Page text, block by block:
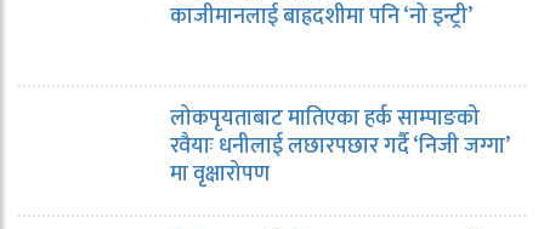
काजीमानलाई बाह्रदशीमा पनि ‘नो इन्ट्री’
लोकपृयताबाट मातिएका हर्क साम्पाङको
रवैयाः धनीलाई लछारपछार गर्दै ‘निजी जग्गा’
मा वृक्षारोपण